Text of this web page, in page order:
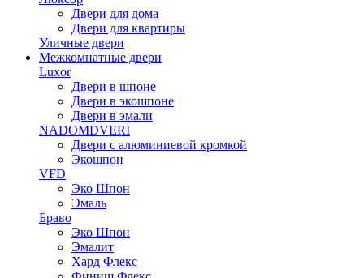
Двери для дома
Двери для квартиры
Уличные двери
Межкомнатные двери
Luxor
Двери в шпоне
Двери в экошпоне
Двери в эмали
NADOMDVERI
Двери с алюминиевой кромкой
Экошпон
VFD
Эко Шпон
Эмаль
Браво
Эко Шпон
Эмалит
Хард Флекс